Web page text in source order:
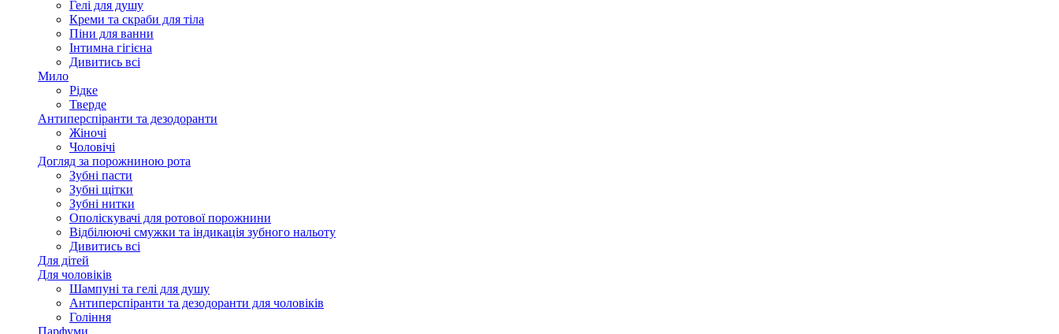
Гелі для душу
Креми та скраби для тіла
Піни для ванни
Інтимна гігієна
Дивитись всі
Мило
Рідке
Тверде
Антиперспіранти та дезодоранти
Жіночі
Чоловічі
Догляд за порожниною рота
Зубні пасти
Зубні щітки
Зубні нитки
Ополіскувачі для ротової порожнини
Відбілюючі смужки та індикація зубного нальоту
Дивитись всі
Для дітей
Для чоловіків
Шампуні та гелі для душу
Антиперспіранти та дезодоранти для чоловіків
Гоління
Парфуми